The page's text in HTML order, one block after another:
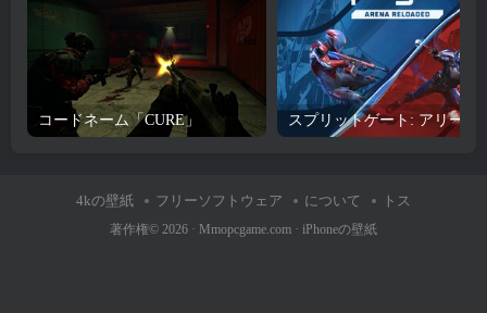
コードネーム「CURE」
4kの壁紙 フリーソフトウェア について トス
著作権© 2026 · Mmopcgame.com · iPhoneの壁紙